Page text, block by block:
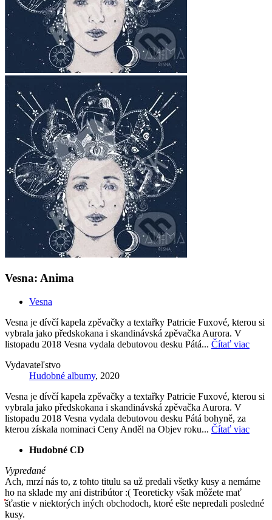
Vesna: Anima
Vesna
Vesna je dívčí kapela zpěvačky a textařky Patricie Fuxové, kterou si
vybrala jako předskokana i skandinávská zpěvačka Aurora. V
listopadu 2018 Vesna vydala debutovou desku Pátá... Čítať viac
Vydavateľstvo
Hudobné albumy, 2020
Vesna je dívčí kapela zpěvačky a textařky Patricie Fuxové, kterou si
vybrala jako předskokana i skandinávská zpěvačka Aurora. V
listopadu 2018 Vesna vydala debutovou desku Pátá bohyně, za
kterou získala nominaci Ceny Anděl na Objev roku... Čítať viac
Hudobné CD
Vypredané
Ach, mrzí nás to, z tohto titulu sa už predali všetky kusy a nemáme
ho na sklade my ani distribútor :( Teoreticky však môžete mať
šťastie v niektorých iných obchodoch, ktoré ešte nepredali posledné
kusy.